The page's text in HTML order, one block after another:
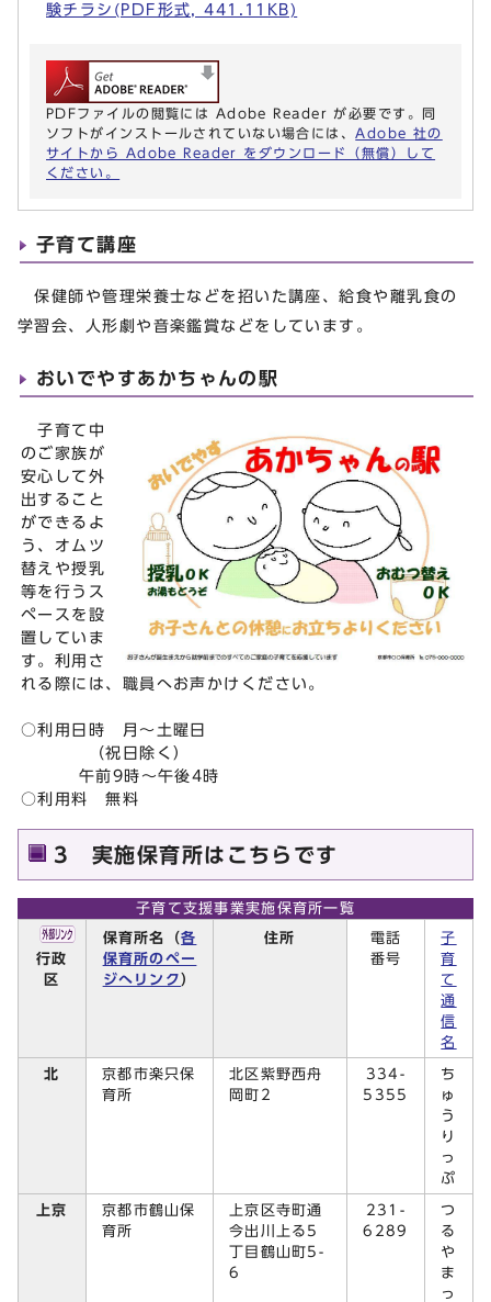
験チラシ(PDF形式, 441.11KB)
PDFファイルの閲覧には Adobe Reader が必要です。同
ソフトがインストールされていない場合には、 Adobe 社の
サイトから Adobe Reader をダウンロード（無償）して
ください。
子育て講座
保健師や管理栄養士などを招いた講座、給食や離乳食の
学習会、人形劇や音楽鑑賞などをしています。
おいでやすあかちゃんの駅
子育て中
のご家族が
安心して外
出すること
ができるよ
う、オムツ
替えや授乳
等を行うス
ペースを設
置していま
す。利用さ
れる際には、職員へお声かけください。
○利用日時 月～土曜日
（祝日除く）
午前9時～午後4時
○利用料 無料
3 実施保育所はこちらです
子育て支援事業実施保育所一覧
行政
区
保育所名（各
保育所のペー
ジへリンク ）
住所
電話
番号
子
育
て
通
信
名
北
京都市楽只保
育所
北区紫野西舟
岡町2
334-
5355
ち
ゅ
う
り
っ
ぷ
上京
京都市鶴山保
育所
上京区寺町通
今出川上る5
丁目鶴山町5-
6
231-
6289
つ
る
や
ま
っ